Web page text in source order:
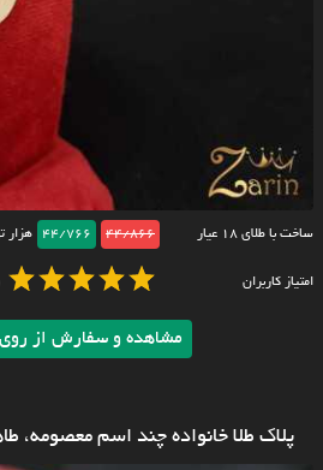
ساخت با طلای ۱۸ عیار 44/866
44/766 هزار
امتیاز کاربران
مشاهده و سفارش از روی
پلاک طلا خانواده چند اسم معصومه،